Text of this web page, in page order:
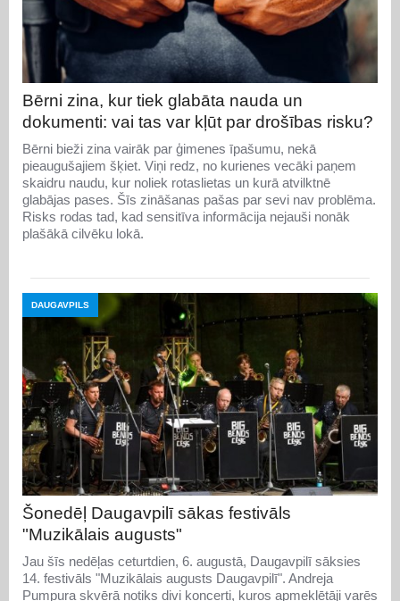
Bērni zina, kur tiek glabāta nauda un
dokumenti: vai tas var kļūt par drošības risku?
Bērni bieži zina vairāk par ģimenes īpašumu, nekā
pieaugušajiem šķiet. Viņi redz, no kurienes vecāki paņem
skaidru naudu, kur noliek rotaslietas un kurā atvilktnē
glabājas pases. Šīs zināšanas pašas par sevi nav problēma.
Risks rodas tad, kad sensitīva informācija nejauši nonāk
plašākā cilvēku lokā.
DAUGAVPILS
Šonedēļ Daugavpilī sākas festivāls
"Muzikālais augusts"
Jau šīs nedēļas ceturtdien, 6. augustā, Daugavpilī sāksies
14. festivāls "Muzikālais augusts Daugavpilī". Andreja
Pumpura skvērā notiks divi koncerti, kuros apmeklētāji varēs